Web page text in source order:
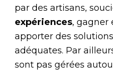
par des artisans,
expériences, gagner
apporter des
adéquates. Par
sont pas gérées